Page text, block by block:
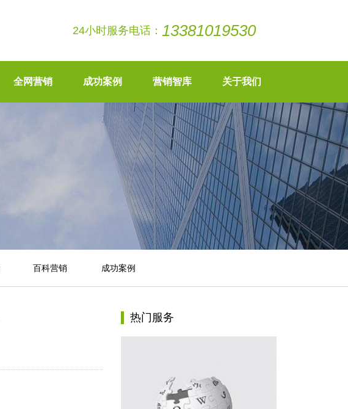
24小时服务电话： 13381019530
全网营销 成功案例 营销智库 关于我们
百科营销 成功案例
热门服务